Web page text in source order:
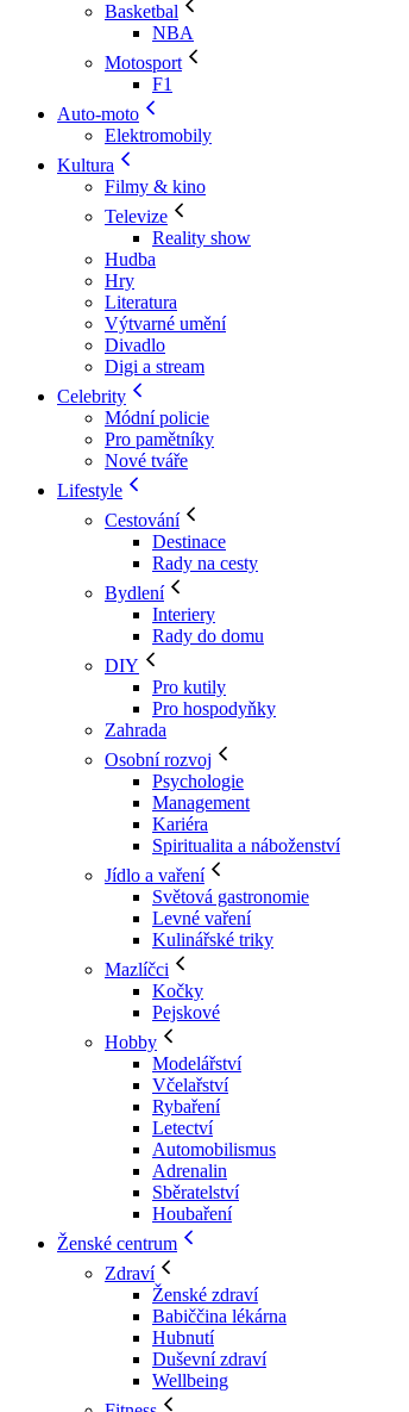
Basketbal
NBA
Motosport
F1
Auto-moto
Elektromobily
Kultura
Filmy & kino
Televize
Reality show
Hudba
Hry
Literatura
Výtvarné umění
Divadlo
Digi a stream
Celebrity
Módní policie
Pro pamětníky
Nové tváře
Lifestyle
Cestování
Destinace
Rady na cesty
Bydlení
Interiery
Rady do domu
DIY
Pro kutily
Pro hospodyňky
Zahrada
Osobní rozvoj
Psychologie
Management
Kariéra
Spiritualita a náboženství
Jídlo a vaření
Světová gastronomie
Levné vaření
Kulinářské triky
Mazlíčci
Kočky
Pejskové
Hobby
Modelářství
Včelařství
Rybaření
Letectví
Automobilismus
Adrenalin
Sběratelství
Houbaření
Ženské centrum
Zdraví
Ženské zdraví
Babiččina lékárna
Hubnutí
Duševní zdraví
Wellbeing